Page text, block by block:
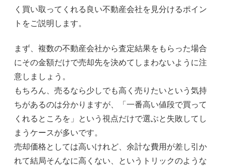
く買い取ってくれる良い不動産会社を見分けるポイン
トをご説明します。
まず、複数の不動産会社から査定結果をもらった場合
にその金額だけで売却先を決めてしまわないように注
意しましょう。
もちろん、売るなら少しでも高く売りたいという気持
ちがあるのは分かりますが、「一番高い値段で買って
くれるところを」という視点だけで選ぶと失敗してし
まうケースが多いです。
売却価格としては高いけれど、余計な費用が差し引か
れて結局そんなに高くない、というトリックのような